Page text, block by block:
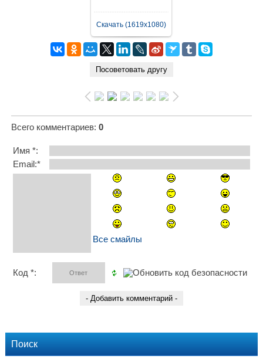
Скачать (1619x1080)
Всего комментариев: 0
Имя *:
Email:*
Все смайлы
Код *:
Поиск